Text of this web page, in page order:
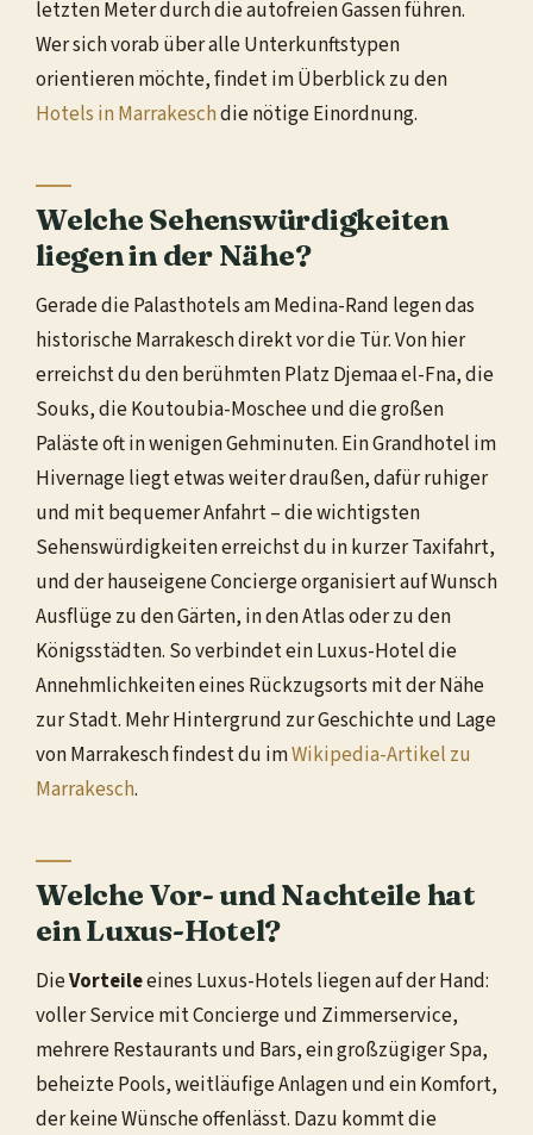
letzten Meter durch die autofreien Gassen führen.
Wer sich vorab über alle Unterkunftstypen
orientieren möchte, findet im Überblick zu den
Hotels in Marrakeschdie nötige Einordnung.
Welche Sehenswürdigkeiten
liegen in der Nähe?
Gerade die Palasthotels am Medina-Rand legen das
historische Marrakesch direkt vor die Tür. Von hier
erreichst du den berühmten Platz Djemaa el-Fna, die
Souks, die Koutoubia-Moschee und die großen
Paläste oft in wenigen Gehminuten. Ein Grandhotel im
Hivernage liegt etwas weiter draußen, dafür ruhiger
und mit bequemer Anfahrt – die wichtigsten
Sehenswürdigkeiten erreichst du in kurzer Taxifahrt,
und der hauseigene Concierge organisiert auf Wunsch
Ausflüge zu den Gärten, in den Atlas oder zu den
Königsstädten. So verbindet ein Luxus-Hotel die
Annehmlichkeiten eines Rückzugsorts mit der Nähe
zur Stadt. Mehr Hintergrund zur Geschichte und Lage
von Marrakesch findest du imWikipedia-Artikel zu
Marrakesch.
Welche Vor- und Nachteile hat
ein Luxus-Hotel?
DieVorteileeines Luxus-Hotels liegen auf der Hand:
voller Service mit Concierge und Zimmerservice,
mehrere Restaurants und Bars, ein großzügiger Spa,
beheizte Pools, weitläufige Anlagen und ein Komfort,
der keine Wünsche offenlässt. Dazu kommt die